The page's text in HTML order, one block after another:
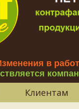
в
Клиентам